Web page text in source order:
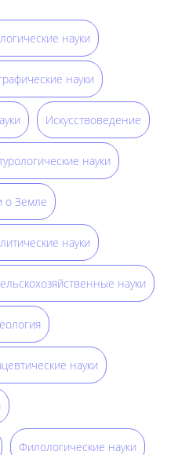
науки
науки
Искусствоведение
науки
о Земле
науки
науки
науки
Филологические науки